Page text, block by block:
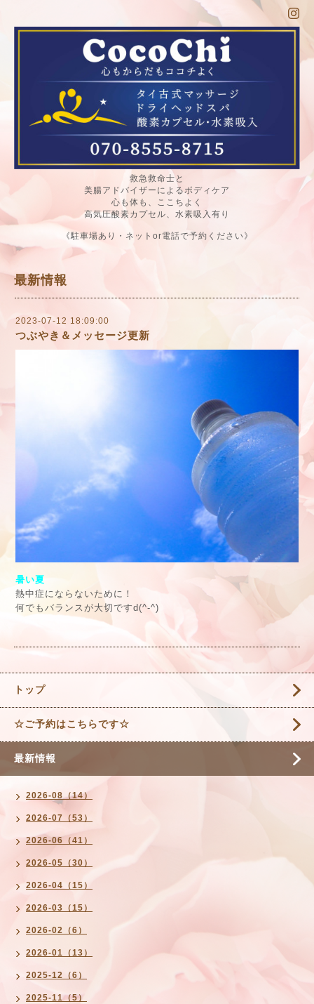
救急救命士と
美腸アドバイザーによるボディケア
心も体も、ここちよく
高気圧酸素カプセル、水素吸入有り
《駐車場あり・ネットor電話で予約ください》
最新情報
2023-07-12 18:09:00
つぶやき＆メッセージ更新
暑い夏
熱中症にならないために！
何でもバランスが大切ですd(^-^)
トップ
☆ご予約はこちらです☆
最新情報
2026-08（14）
2026-07（53）
2026-06（41）
2026-05（30）
2026-04（15）
2026-03（15）
2026-02（6）
2026-01（13）
2025-12（6）
2025-11（5）